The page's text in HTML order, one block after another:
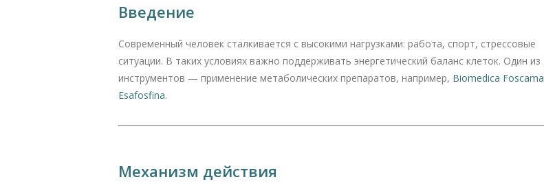
Введение
Современный человек сталкивается с высокими нагрузками: работа, спорт, стрессовые
ситуации. В таких условиях важно поддерживать энергетический баланс клеток. Один из
инструментов — применение метаболических препаратов, например, Biomedica Foscama
Esafosfina.
Механизм действия